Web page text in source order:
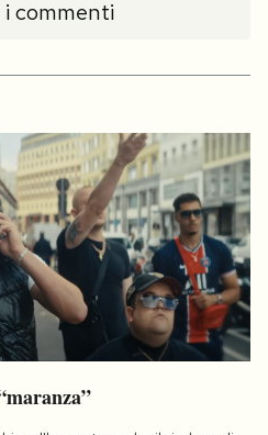
commenti